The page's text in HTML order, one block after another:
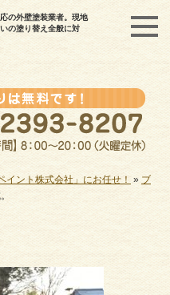
の外壁塗装業者。現地
の塗り替え全般に対
イント株式会社」にお任せ！ » ブ